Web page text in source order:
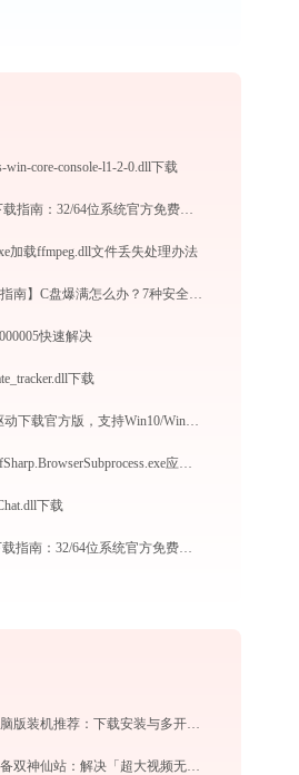
win-core-console-l1-2-0.dll下载
dinput8.dll下载指南：32/64位系统官方免费下载与安装教程
加载ffmpeg.dll文件丢失处理办法
【2025终极指南】C盘爆满怎么办？7种安全清理方法释放50GB空间
快速解决
下载
南天PR2E驱动下载官方版，支持Win10/Win11自动退纸
CEF框架CefSharp.BrowserSubprocess.exe应用程序错误0xc0000017解决方法
下载
msvcirt.dll下载指南：32/64位系统官方免费版获取与安装教程
企业微信电脑版装机推荐：下载安装与多开配置，拒绝流氓捆绑，拯救C盘深度瘦身指南
2026装机必备双神仙站：解决「超大视频无损压缩」与「冷门格式4K高清播放」的终极方案